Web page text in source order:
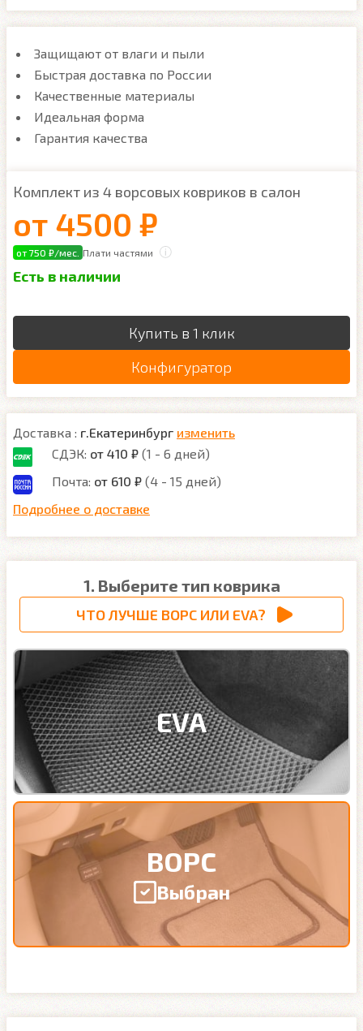
Защищают от влаги и пыли
Быстрая доставка по России
Качественные материалы
Идеальная форма
Гарантия качества
Комплект из 4 ворсовых ковриков в салон
от 4500 ₽
от 750 ₽/мес. Плати частями
Есть в наличии
Купить в 1 клик
Конфигуратор
Доставка : г.Екатеринбург изменить
СДЭК: от 410 ₽ (1 - 6 дней)
Почта: от 610 ₽ (4 - 15 дней)
Подробнее о доставке
1. Выберите тип коврика
ЧТО ЛУЧШЕ ВОРС ИЛИ EVA?
EVA
ВОРС
Выбран